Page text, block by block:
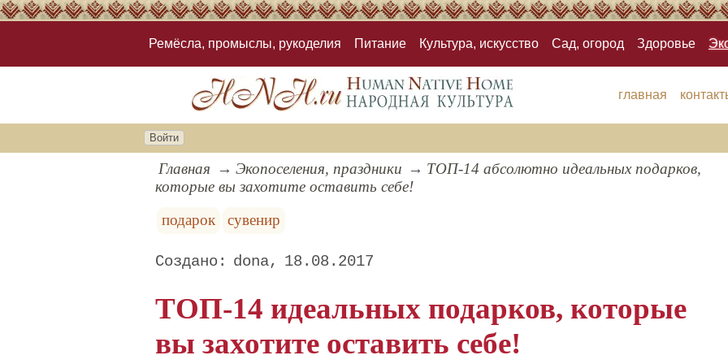
Ремёсла, промыслы, рукоделия Питание Культура, искусство Сад, огород Здоровье
главная
Войти
Главная Экопоселения, праздники
ТОП-14 абсолютно идеальных подарков,
которые вы захотите оставить себе!
подарок
сувенир
dona 18.08.2017
ТОП-14 идеальных подарков, которые
вы захотите оставить себе!